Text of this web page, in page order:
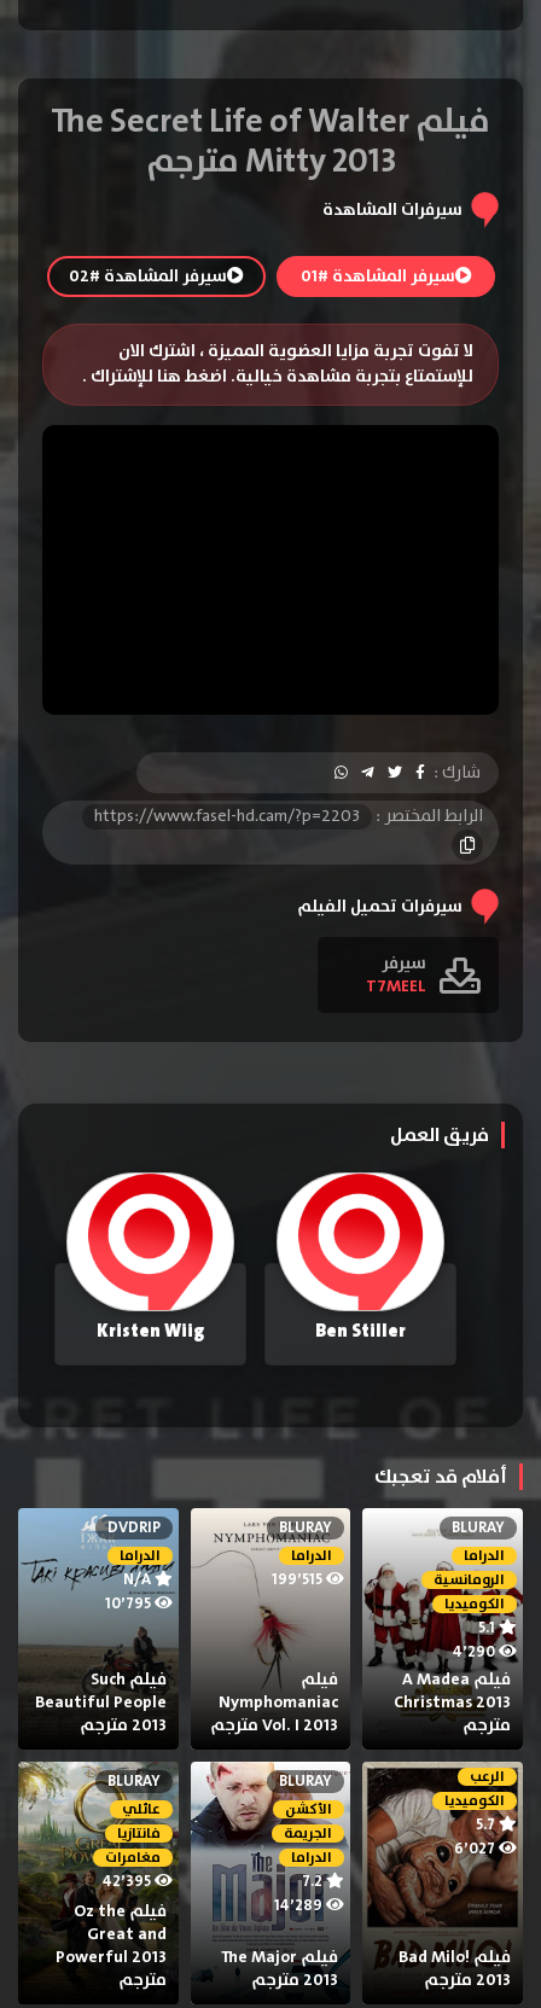
فيلم The Secret Life of Walter
Mitty 2013 مترجم
سيرفرات المشاهدة
سيرفر المشاهدة #01 سيرفر المشاهدة #02
لا تفوت تجربة مزايا العضوية المميزة ، اشترك الان
للإستمتاع بتجربة مشاهدة خيالية. اضغط هنا للإشتراك .
شارك :
الرابط المختصر :
https://www.fasel-hd.cam/?p=2203
سيرفرات تحميل الفيلم
سيرفر
T7MEEL
فريق العمل
Ben Stiller
Kristen Wiig
أفلام قد تعجبك
BLURAY
الدراما
الرومانسية
الكوميديا
5.1
4٬290
فيلم A Madea
Christmas 2013
مترجم
BLURAY
الدراما
199٬515
فيلم
Nymphomaniac
Vol. I 2013 مترجم
DVDRIP
الدراما
N/A
10٬795
فيلم Such
Beautiful People
2013 مترجم
الرعب
الكوميديا
5.7
6٬027
فيلم Bad Milo!
2013 مترجم
BLURAY
الأكشن
الجريمة
الدراما
7.2
14٬289
فيلم The Major
2013 مترجم
BLURAY
عائلي
فانتازيا
مغامرات
42٬395
فيلم Oz the
Great and
Powerful 2013
مترجم